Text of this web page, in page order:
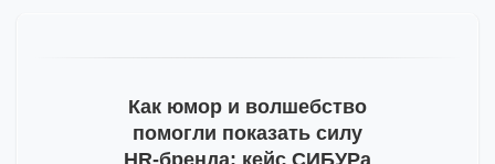
Как юмор и волшебство
помогли показать силу